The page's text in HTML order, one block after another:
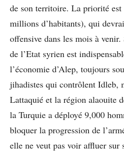
de son territoire. La priorité est
millions d’habitants), qui
offensive dans les mois à
de l’Etat syrien est
l’économie d’Alep, toujours
jihadistes qui contrôlent Idleb,
Lattaquié et la région alaouite
la Turquie a déployé 9,000
bloquer la progression de
elle ne veut pas voir affluer sur